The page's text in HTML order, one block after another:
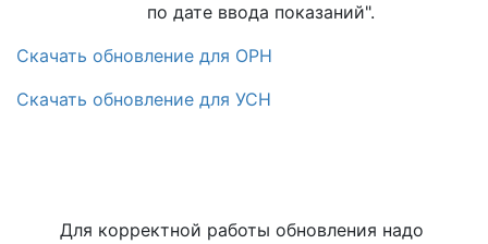
по дате ввода показаний".
Скачать обновление для ОРН
Скачать обновление для УСН
Для корректной работы обновления надо